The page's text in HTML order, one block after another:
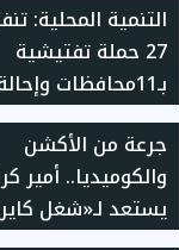
التنمية المحلية:
27 حملة تفتيشية
حالة للنيابات
القانونية
جرعة من الأكشن
والكوميديا.. أمير
يستعد لـ«شغل